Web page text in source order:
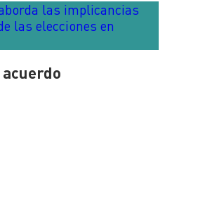
las implicancias
las elecciones en